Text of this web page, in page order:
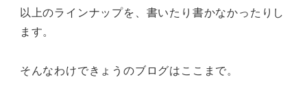
以上のラインナップを、書いたり書かなかったりし
ます。
そんなわけできょうのブログはここまで。